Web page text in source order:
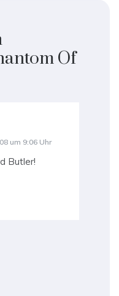
Of
um 9:06 Uhr
Butler!